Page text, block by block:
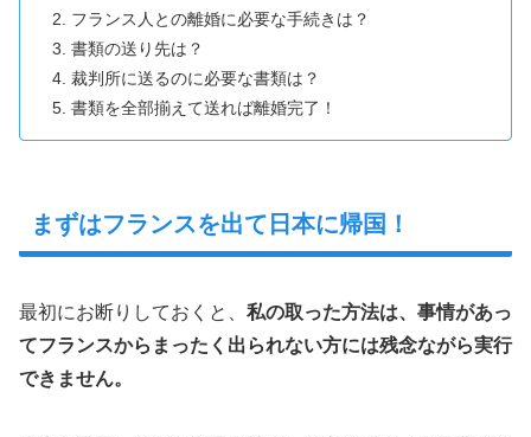
フランス人との離婚に必要な手続きは？
書類の送り先は？
裁判所に送るのに必要な書類は？
書類を全部揃えて送れば離婚完了！
まずはフランスを出て日本に帰国！
最初にお断りしておくと、 私の取った方法は、事情があっ
てフランスからまったく出られない方には残念ながら実行
できません。